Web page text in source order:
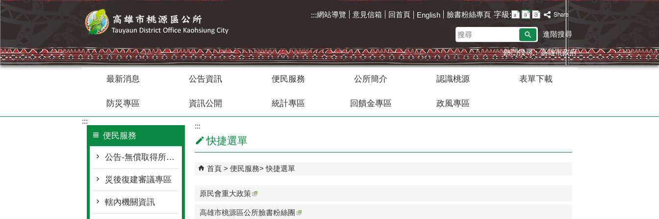
:::網站導覽 意見信箱 回首頁 English 臉書粉絲專頁 字級:
搜
尋
進階搜尋
熱門搜尋：高雄市政府
最新消息 公告資訊 便民服務 公所簡介 認識桃源 表單下載
防災專區 資訊公開 統計專區 回饋金專區 政風專區
:::
便民服務
公告-無償取得所有權
災後復建審議專區
轄內機關資訊
:::
快捷選單
首頁 便民服務 快捷選單
原民會重大政策
高雄市桃源區公所臉書粉絲團